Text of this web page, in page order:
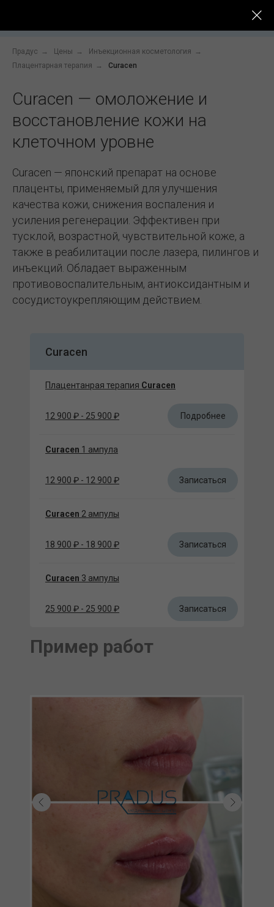
Прадус → Цены → Инъекционная косметология
→
Плацентарная терапия
→ Curacen
Curacen — омоложение и
восстановление кожи на
клеточном уровне
Curacen — японский препарат на основе
плаценты, применяемый для улучшения
качества кожи, снижения воспаления и
усиления регенерации. Эффективен при
тусклой, возрастной, чувствительной коже, а
также в реабилитации после лазера, пилингов и
инъекций. Обладает выраженным
противовоспалительным, антиоксидантным и
сосудистоукрепляющим действием.
Curacen
Curacen 3 ампулы
25 900 ₽ - 25 900 ₽ Записаться
Curacen 2 ампулы
18 900 ₽ - 18 900 ₽ Записаться
Curacen 1 ампула
12 900 ₽ - 12 900 ₽ Записаться
Плацентанрая терапия Curacen
12 900 ₽ - 25 900 ₽ Подробнее
Пример работ